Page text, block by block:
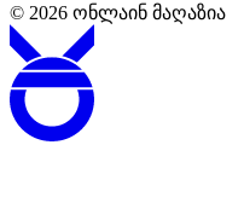
© 2026 ონლაინ მაღაზია